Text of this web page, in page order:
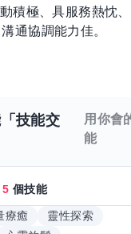
積極、具服務熱忱
通協調能力佳。
技能交
用你會
能
5 個技能
療癒
靈性探索